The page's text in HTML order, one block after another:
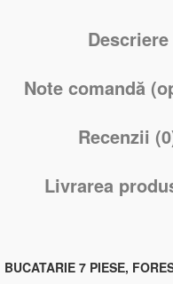
Descriere
Note comandă
Recenzii
Livrarea
7 PIESE,